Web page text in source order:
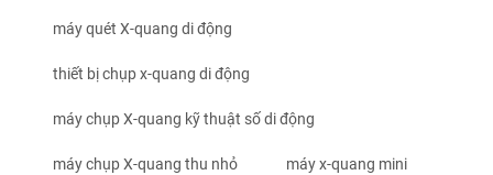
máy quét X-quang di động
thiết bị chụp x-quang di động
máy chụp X-quang kỹ thuật số di động
máy chụp X-quang thu nhỏ máy x-quang mini